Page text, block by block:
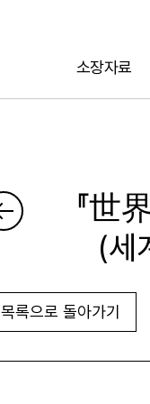
소장자료
『世
(세
목록으로 돌아가기